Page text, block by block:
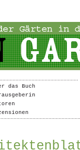
das Buch